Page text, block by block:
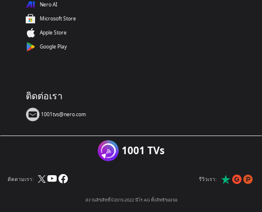
Nero AI
Microsoft Store
Apple Store
Google Play
ติดต่อเรา
1001tvs@nero.com
1001 TVs
ติดตามเรา: รีวิวเรา:
สงวนลิขสิทธิ์©2019-2022 นีโร AG ทั้งสิทธิของจอ